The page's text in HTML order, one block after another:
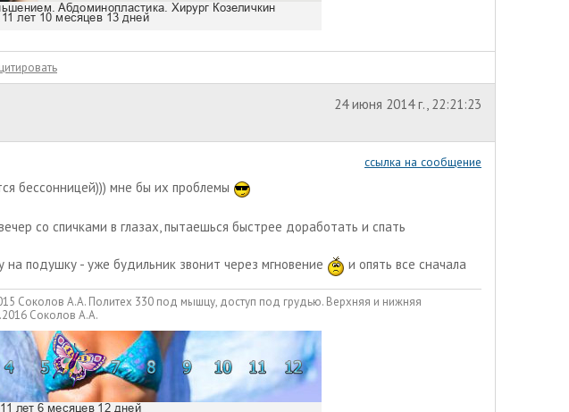
цитировать
24 июня 2014 г., 22:21:23
ссылка на сообщение
бессонницей))) мне бы их проблемы
со спичками в глазах, пытаешься быстрее доработать и спать
на подушку - уже будильник звонит через мгновение и опять все сначала
Соколов А.А. Политех 330 под мышцу, доступ под грудью. Верхняя и нижняя
Соколов А.А.